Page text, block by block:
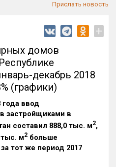
Прислать новость
+
домов
декабрь 2018
(графики)
года ввод
застройщиками в
составил 888,0 тыс. м2,
тыс. м2 больше
тот же период 2017